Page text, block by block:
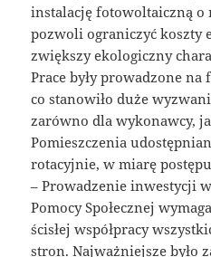
instalację fotowoltaiczną o
pozwoli ograniczyć koszty
zwiększy ekologiczny
Prace były prowadzone
co stanowiło duże
zarówno dla wykonawcy,
Pomieszczenia
rotacyjnie, w miarę
– Prowadzenie inwestycji
Pomocy Społecznej
ścisłej współpracy
stron. Najważniejsze było